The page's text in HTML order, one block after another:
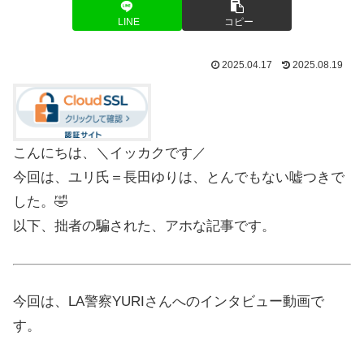
LINE コピー
2025.04.17 2025.08.19
こんにちは、＼イッカクです／
今回は、ユリ氏＝長田ゆりは、とんでもない嘘つきで
した。🤣
以下、拙者の騙された、アホな記事です。
今回は、LA警察YURIさんへのインタビュー動画で
す。